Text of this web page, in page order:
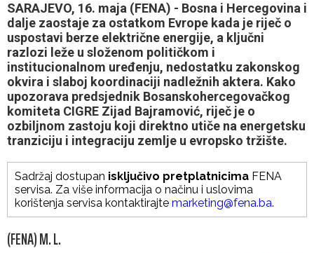
SARAJEVO, 16. maja (FENA) - Bosna i Hercegovina i
dalje zaostaje za ostatkom Evrope kada je riječ o
uspostavi berze električne energije, a ključni
razlozi leže u složenom političkom i
institucionalnom uređenju, nedostatku zakonskog
okvira i slaboj koordinaciji nadležnih aktera. Kako
upozorava predsjednik Bosanskohercegovačkog
komiteta CIGRE Zijad Bajramović, riječ je o
ozbiljnom zastoju koji direktno utiče na energetsku
tranziciju i integraciju zemlje u evropsko tržište.
Sadržaj dostupan isključivo pretplatnicima FENA
servisa. Za više informacija o načinu i uslovima
korištenja servisa kontaktirajte marketing@fena.ba.
(FENA) M. L.